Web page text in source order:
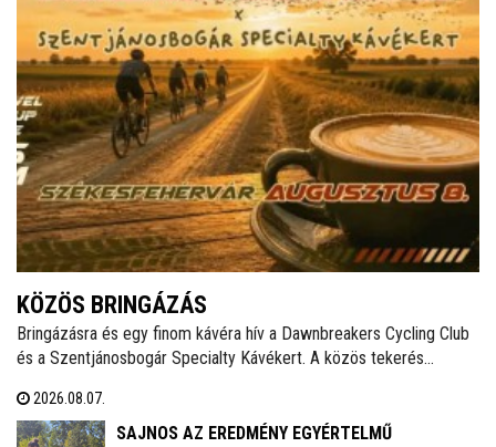
KÖZÖS BRINGÁZÁS
Bringázásra és egy finom kávéra hív a Dawnbreakers Cycling Club
és a Szentjánosbogár Specialty Kávékert. A közös tekerés
utcai vendéglátóhelytől, az ingyenes programhoz bármilyen
kerékpárral lehet csatlakozni.
2026.08.07.
SAJNOS AZ EREDMÉNY EGYÉRTELMŰ